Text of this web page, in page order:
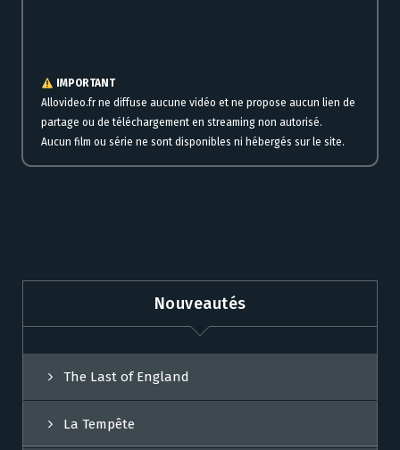
IMPORTANT
Allovideo.fr ne diffuse aucune vidéo et ne propose aucun lien de
partage ou de téléchargement en streaming non autorisé.
Aucun film ou série ne sont disponibles ni hébergés sur le site.
Nouveautés
The Last of England
La Tempête